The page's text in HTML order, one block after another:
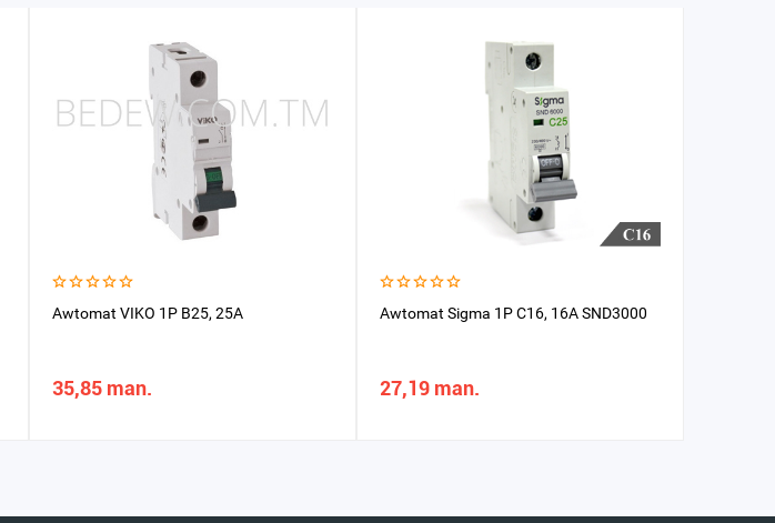
Awtomat VIKO 1P B25, 25A
35,85 man.
Awtomat Sigma 1P C16, 16A SND3000
27,19 man.